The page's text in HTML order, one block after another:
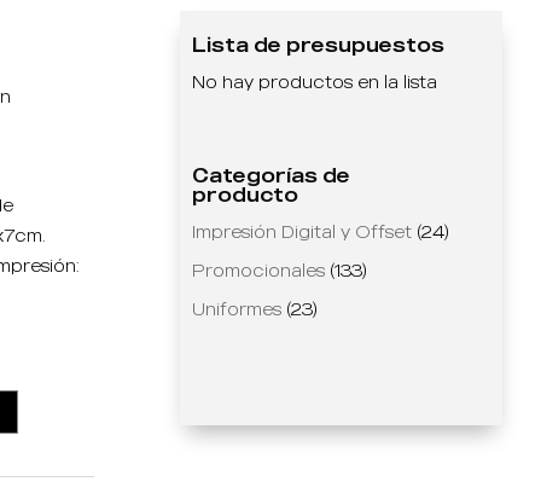
Lista de presupuestos
No hay productos en la lista
Categorías de
producto
Impresión Digital y Offset (24)
Promocionales (133)
Uniformes (23)